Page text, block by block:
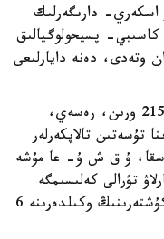
اسكەري- دارىگەرلىك
كاسىبي- پسيحولوگيالىق
وتەدى، دەنە دايارلىعى
بيىل ينستيتۋت قازاقستاندىقتار ءۇشىن 215 ورىن، رەسەي،
تۇسەتىن تالاپكەرلەر
باسقا، ۇ ق ش ۇ- عا مۇشە
تۋرالى كەلىسىمگە
سايكەس وقۋ ورنى تاجىكستان قارۋلى كۇشتەرىنىڭ وكىلدەرىنە 6